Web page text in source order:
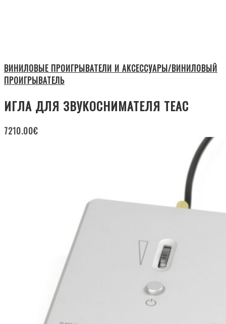
ВИНИЛОВЫЕ ПРОИГРЫВАТЕЛИ И АКСЕССУАРЫ/ВИНИЛОВЫЙ
ПРОИГРЫВАТЕЛЬ
ИГЛА ДЛЯ ЗВУКОСНИМАТЕЛЯ TEAC
7210.00€